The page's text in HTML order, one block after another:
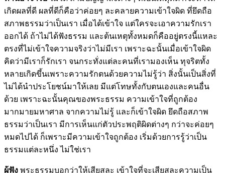
เกิดผลที่ดี ผลที่ดีก็คือว่าค่อยๆ ละคลายความเข้าใจผิด ที่ยึดถือ
สภาพธรรมว่าเป็นเรา เมื่อได้เข้าใจ แต่ใครจะเอาความรักเรา
ออกได้ ถ้าไม่ได้ฟังธรรม และต้นเหตุทั้งหมดก็คืออยู่ตรงนี้แหละ
ตรงที่ไม่เข้าใจความจริงว่าไม่มีเรา เพราะฉะนั้นเมื่อเข้าใจผิด
คิดว่ามีเราก็รักเรา จนกระทั่งแต่ละคนที่เรามองเห็น ทุจริตทั้ง
หลายเกิดขึ้นเพราะความรักตนด้วยความไม่รู้ว่า สิ่งนั้นเป็นสิ่งที่
ไม่ได้นำประโยชน์มาให้เลย มีแต่โทษทั้งกับตนเองและคนอื่น
ด้วย เพราะฉะนั้นคุณของพระธรรม ความเข้าใจที่ถูกต้อง
มากมายมหาศาล จากความไม่รู้ และก็เข้าใจผิด ยึดถือสภาพ
ธรรมว่าเป็นเรา มีการเห็นแก่ตัวประพฤติผิดต่างๆ กว่าจะค่อยๆ
หมดไปได้ ก็เพราะมีความเข้าใจถูกต้อง เริ่มด้วยการรู้ว่าเป็น
ธรรมแต่ละหนึ่ง ไม่ใช่เรา
ผู้ฟัง พระธรรมบอกว่าให้เสียสละ เข้าใจที่จะเสียสละความเป็น